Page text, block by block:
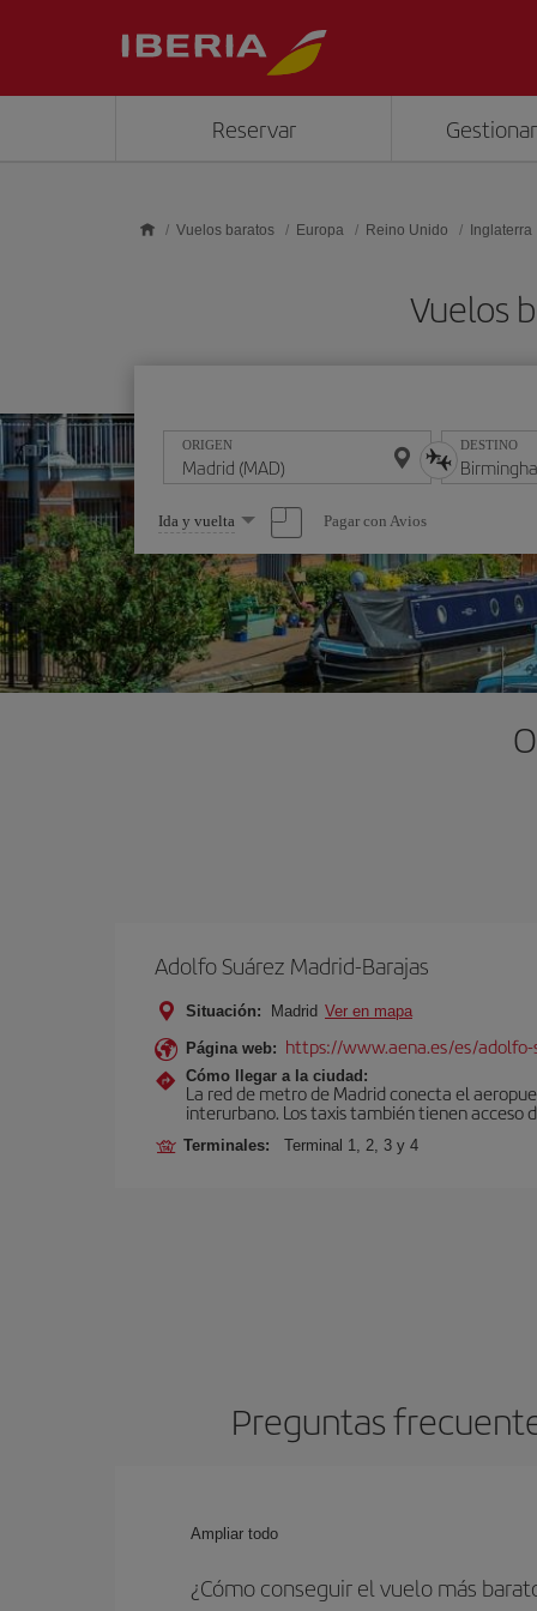
Reservar
Vuelos baratos Europa Reino Unido Inglaterra
Vuelos
ORIGEN DESTINO
Seleccione
una
opción
Ida y vuelta Pagar con Avios
Adolfo Suárez Madrid-Barajas
Situación: Madrid Ver en mapa
Página web: https://www.aena.es/es/
Cómo llegar a la ciudad:
La red de metro de Madrid conecta el
interurbano. Los taxis también tienen acceso
Terminales: Terminal 1, 2, 3 y 4
Preguntas
Ampliar todo
¿Cómo conseguir el vuelo más